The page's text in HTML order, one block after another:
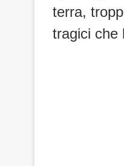
terra,
tragici che